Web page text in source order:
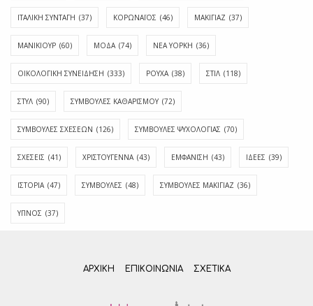
ΙΤΑΛΙΚΗ ΣΥΝΤΑΓΗ (37) ΚΟΡΩΝΑΪΟΣ (46) ΜΑΚΙΓΙΑΖ (37)
ΜΑΝΙΚΙΟΥΡ (60) ΜΟΔΑ (74) ΝΕΑ ΥΟΡΚΗ (36)
ΟΙΚΟΛΟΓΙΚΗ ΣΥΝΕΙΔΗΣΗ (333) ΡΟΥΧΑ (38) ΣΤΙΛ (118)
ΣΤΥΛ (90) ΣΥΜΒΟΥΛΕΣ ΚΑΘΑΡΙΣΜΟΥ (72)
ΣΥΜΒΟΥΛΕΣ ΣΧΕΣΕΩΝ (126) ΣΥΜΒΟΥΛΕΣ ΨΥΧΟΛΟΓΙΑΣ (70)
ΣΧΕΣΕΙΣ (41) ΧΡΙΣΤΟΥΓΕΝΝΑ (43) ΕΜΦΆΝΙΣΗ (43) ΙΔΈΕΣ (39)
ΙΣΤΟΡΊΑ (47) ΣΥΜΒΟΥΛΈΣ (48) ΣΥΜΒΟΥΛΈΣ ΜΑΚΙΓΙΆΖ (36)
ΎΠΝΟΣ (37)
ΑΡΧΙΚΗ ΕΠΙΚΟΙΝΩΝΊΑ ΣΧΕΤΙΚΆ